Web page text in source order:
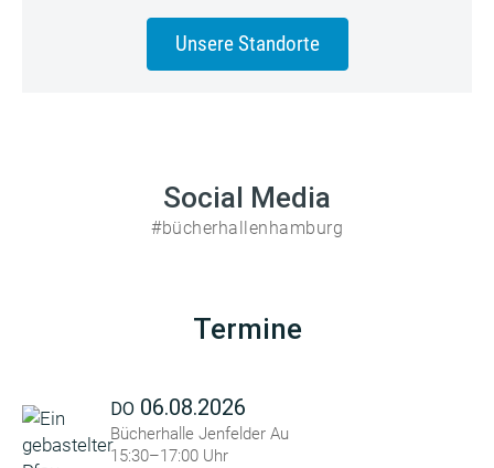
Unsere Standorte
Social Media
#bücherhallenhamburg
Termine
DO 06.08.2026
Bücherhalle Jenfelder Au
15:30–17:00 Uhr